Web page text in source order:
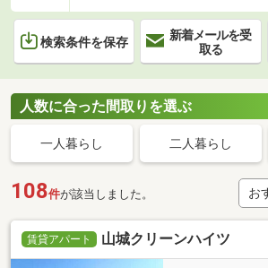
検索条件を保存
新着メールを受
取る
人数に合った間取りを選ぶ
一人暮らし 二人暮らし
108件が該当しました。
賃貸アパート 山城クリーンハイツ